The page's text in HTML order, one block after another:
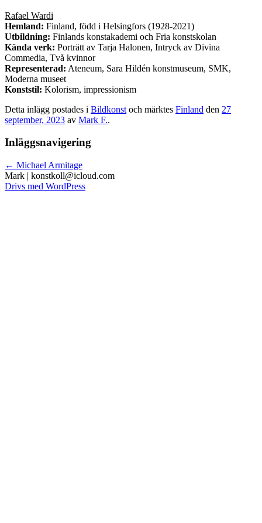
Rafael Wardi
Hemland: Finland, född i Helsingfors (1928-2021)
Utbildning: Finlands konstakademi och Fria konstskolan
Kända verk: Porträtt av Tarja Halonen, Intryck av Divina
Commedia, Två kvinnor
Representerad: Ateneum, Sara Hildén konstmuseum, SMK,
Moderna museet
Konststil: Kolorism, impressionism
Detta inlägg postades i Bildkonst och märktes Finland den 27
september, 2023 av Mark F..
Inläggsnavigering
← Michael Armitage
Drivs med WordPress